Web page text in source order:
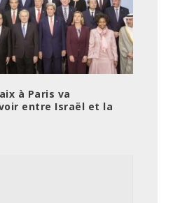
à Paris va
entre Israël et la